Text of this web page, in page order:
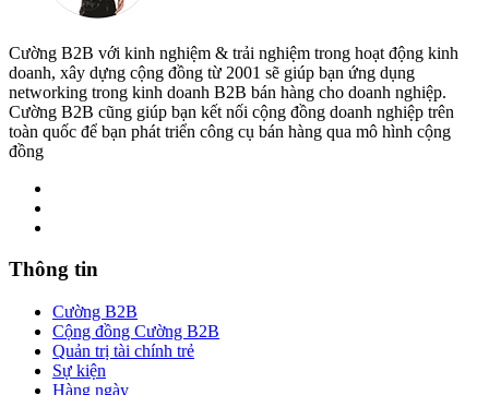
Cường B2B với kinh nghiệm & trải nghiệm trong hoạt động kinh
doanh, xây dựng cộng đồng từ 2001 sẽ giúp bạn ứng dụng
networking trong kinh doanh B2B bán hàng cho doanh nghiệp.
Cường B2B cũng giúp bạn kết nối cộng đồng doanh nghiệp trên
toàn quốc để bạn phát triển công cụ bán hàng qua mô hình cộng
đồng
Thông tin
Cường B2B
Cộng đồng Cường B2B
Quản trị tài chính trẻ
Sự kiện
Hàng ngày